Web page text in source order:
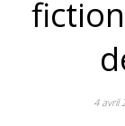
4 avril